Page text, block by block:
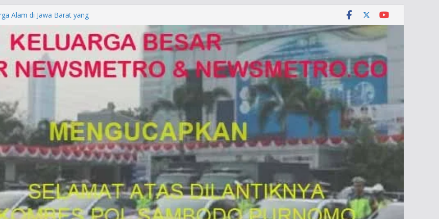
Alam di Jawa Barat yang
KUHAP Baru 2026, Tegaskan
Dipidana
DENPASAR DAN
POLDA BALI DIDUGA
ke Mabes Polri
Palsu, Kapolres
SIM